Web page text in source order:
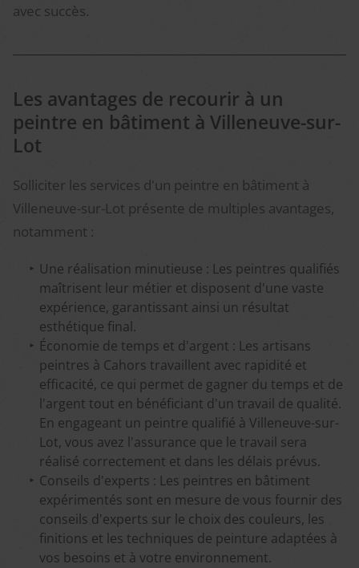
avec succès.
Les avantages de recourir à un
peintre en bâtiment à Villeneuve-sur-
Lot
Solliciter les services d'un peintre en bâtiment à
Villeneuve-sur-Lot présente de multiples avantages,
notamment :
Une réalisation minutieuse : Les peintres qualifiés
maîtrisent leur métier et disposent d'une vaste
expérience, garantissant ainsi un résultat
esthétique final.
Économie de temps et d'argent : Les artisans
peintres à Cahors travaillent avec rapidité et
efficacité, ce qui permet de gagner du temps et de
l'argent tout en bénéficiant d'un travail de qualité.
En engageant un peintre qualifié à Villeneuve-sur-
Lot, vous avez l'assurance que le travail sera
réalisé correctement et dans les délais prévus.
Conseils d'experts : Les peintres en bâtiment
expérimentés sont en mesure de vous fournir des
conseils d'experts sur le choix des couleurs, les
finitions et les techniques de peinture adaptées à
vos besoins et à votre environnement.